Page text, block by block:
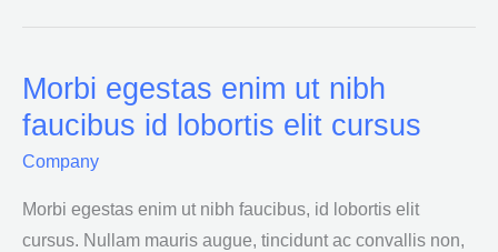
Morbi egestas enim ut nibh
faucibus id lobortis elit cursus
Company
Morbi egestas enim ut nibh faucibus, id lobortis elit
cursus. Nullam mauris augue, tincidunt ac convallis non,
Morbi
egestas
nibh
faucibus